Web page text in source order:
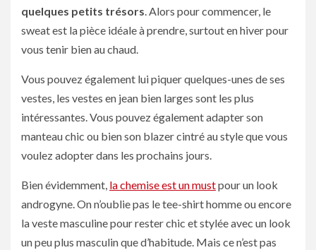
quelques petits trésors. Alors pour commencer, le
sweat est la pièce idéale à prendre, surtout en hiver pour
vous tenir bien au chaud.
Vous pouvez également lui piquer quelques-unes de ses
vestes, les vestes en jean bien larges sont les plus
intéressantes. Vous pouvez également adapter son
manteau chic ou bien son blazer cintré au style que vous
voulez adopter dans les prochains jours.
Bien évidemment, la chemise est un mustpour un look
androgyne. On n’oublie pas le tee-shirt homme ou encore
la veste masculine pour rester chic et stylée avec un look
un peu plus masculin que d’habitude. Mais ce n’est pas